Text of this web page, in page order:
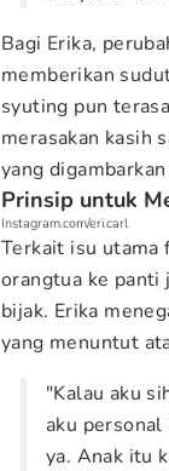
Bagi Erika,
memberikan
syuting pun
merasakan kasih
yang
Prinsip untuk
Instagram.com/eri.carl
Terkait isu utama
orangtua ke panti
bijak. Erika
yang menuntut
"Kalau aku
aku personal
ya. Anak itu